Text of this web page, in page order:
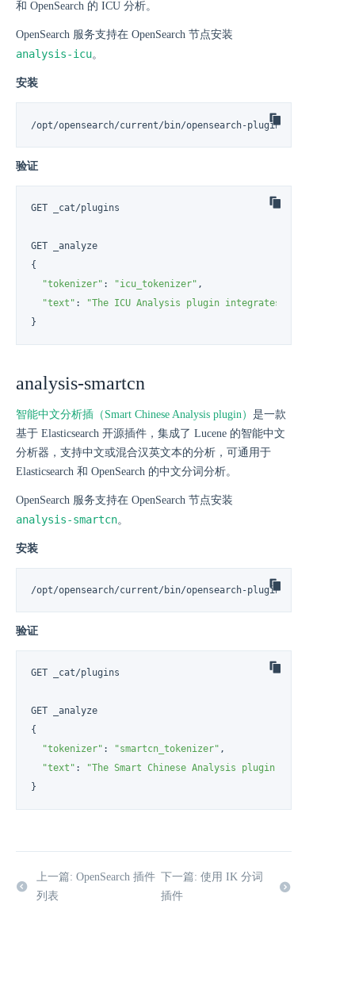
和 OpenSearch 的 ICU 分析。
OpenSearch 服务支持在 OpenSearch 节点安装
analysis-icu。
安装
/opt/opensearch/current/bin/opensearch-plugin install
验证
GET _cat/plugins
GET _analyze
{
"tokenizer" : "icu_tokenizer" ,
"text" :
"The ICU Analysis plugin integrates the Lucene
}
analysis-smartcn
智能中文分析插（Smart Chinese Analysis plugin） 是一款
基于 Elasticsearch 开源插件，集成了 Lucene 的智能中文
分析器，支持中文或混合汉英文本的分析，可通用于
Elasticsearch 和 OpenSearch 的中文分词分析。
OpenSearch 服务支持在 OpenSearch 节点安装
analysis-smartcn。
安装
/opt/opensearch/current/bin/opensearch-plugin install
验证
GET _cat/plugins
GET _analyze
{
"tokenizer" : "smartcn_tokenizer" ,
"text" :
"The Smart Chinese Analysis plugin integrates
}
上一篇: OpenSearch 插件
列表
下一篇: 使用 IK 分词
插件